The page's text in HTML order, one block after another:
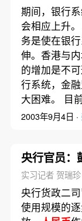
期间，银行
会相应上升
务是使在银
伸。香港与内
的增加是不
行系统，金
大困难。 目
2003年9月4日 ·
央行官员：
实习记者 贺瑞珍
央行货政二
使用规模的